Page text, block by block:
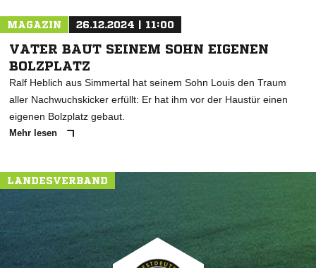
MAGAZIN 26.12.2024 | 11:00
VATER BAUT SEINEM SOHN EIGENEN
BOLZPLATZ
Ralf Heblich aus Simmertal hat seinem Sohn Louis den Traum
aller Nachwuchskicker erfüllt: Er hat ihm vor der Haustür einen
eigenen Bolzplatz gebaut.
Mehr lesen
LANDESVERBAND